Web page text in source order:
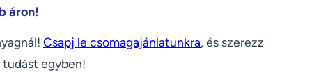
áron!
Csapj le csomagajánlatunkra, és szerezz
tudást egyben!